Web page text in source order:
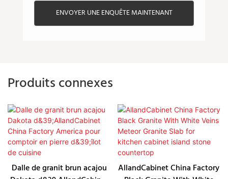
ENVOYER UNE ENQUÊTE MAINTENANT
Produits connexes
Dalle de granit brun acajou
AllandCabinet China Factory